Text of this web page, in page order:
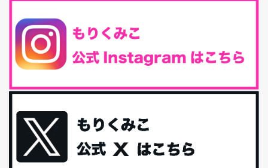
腸内環境を整えることは、健康維持の中でいっちばん大事！だと私
は思っています。 ヒトの免...
iHerb特大セール終了間近！みんな何買う？
最近お風呂上がりの炭酸水をシリカシリカにしているんだけど確か
今回は、最近毎回定期的に購入している「楽天ふるさと納税」の返
礼品トップ５を紹介します。今までいろ...
更年期を穏やかに乗りきるために今できる５つのこと。
アラフィフからの体と心の整え方。 私も気づけばアラフィフ、これ
といった更年期症状はまだ...